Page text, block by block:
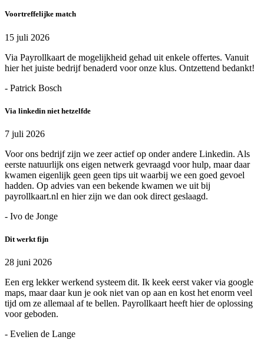
Voortreffelijke match
15 juli 2026
Via Payrollkaart de mogelijkheid gehad uit enkele offertes. Vanuit
hier het juiste bedrijf benaderd voor onze klus. Ontzettend bedankt!
- Patrick Bosch
Via linkedin niet hetzelfde
7 juli 2026
Voor ons bedrijf zijn we zeer actief op onder andere Linkedin. Als
eerste natuurlijk ons eigen netwerk gevraagd voor hulp, maar daar
kwamen eigenlijk geen geen tips uit waarbij we een goed gevoel
hadden. Op advies van een bekende kwamen we uit bij
payrollkaart.nl en hier zijn we dan ook direct geslaagd.
- Ivo de Jonge
Dit werkt fijn
28 juni 2026
Een erg lekker werkend systeem dit. Ik keek eerst vaker via google
maps, maar daar kun je ook niet van op aan en kost het enorm veel
tijd om ze allemaal af te bellen. Payrollkaart heeft hier de oplossing
voor geboden.
- Evelien de Lange